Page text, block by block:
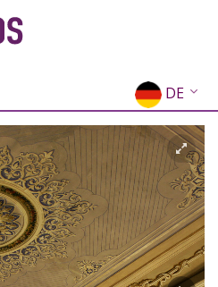
DE
EN
EL
FR
IT
ES